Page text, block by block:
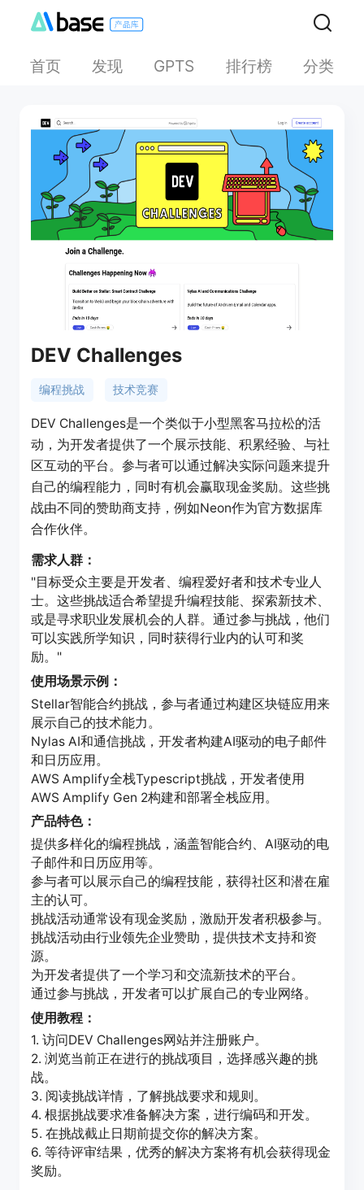
首页 发现 GPTS 排行榜 分类
DEV Challenges
编程挑战 技术竞赛
DEV Challenges是一个类似于小型黑客马拉松的活
动，为开发者提供了一个展示技能、积累经验、与社
区互动的平台。参与者可以通过解决实际问题来提升
自己的编程能力，同时有机会赢取现金奖励。这些挑
战由不同的赞助商支持，例如Neon作为官方数据库
合作伙伴。
需求人群：
"目标受众主要是开发者、编程爱好者和技术专业人
士。这些挑战适合希望提升编程技能、探索新技术、
或是寻求职业发展机会的人群。通过参与挑战，他们
可以实践所学知识，同时获得行业内的认可和奖
励。"
使用场景示例：
Stellar智能合约挑战，参与者通过构建区块链应用来
展示自己的技术能力。
Nylas AI和通信挑战，开发者构建AI驱动的电子邮件
和日历应用。
AWS Amplify全栈Typescript挑战，开发者使用
AWS Amplify Gen 2构建和部署全栈应用。
产品特色：
提供多样化的编程挑战，涵盖智能合约、AI驱动的电
子邮件和日历应用等。
参与者可以展示自己的编程技能，获得社区和潜在雇
主的认可。
挑战活动通常设有现金奖励，激励开发者积极参与。
挑战活动由行业领先企业赞助，提供技术支持和资
源。
为开发者提供了一个学习和交流新技术的平台。
通过参与挑战，开发者可以扩展自己的专业网络。
使用教程：
1. 访问DEV Challenges网站并注册账户。
2. 浏览当前正在进行的挑战项目，选择感兴趣的挑
战。
3. 阅读挑战详情，了解挑战要求和规则。
4. 根据挑战要求准备解决方案，进行编码和开发。
5. 在挑战截止日期前提交你的解决方案。
6. 等待评审结果，优秀的解决方案将有机会获得现金
奖励。